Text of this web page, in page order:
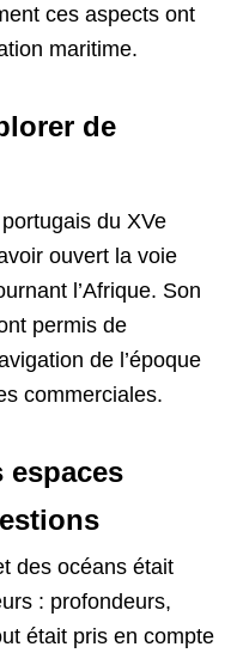
ces aspects ont
maritime.
de
du XVe
ouvert la voie
l’Afrique. Son
permis de
de l’époque
commerciales.
espaces
des océans était
: profondeurs,
était pris en compte